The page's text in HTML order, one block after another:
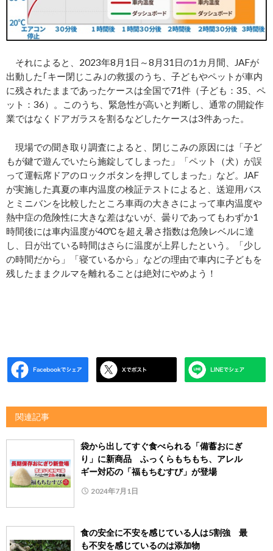
それによると、2023年8月1日～8月31日の1カ月間、JAFが
出動した｢キー閉じこみ｣の救援のうち、子どもやペットが車内
に残されたままであったケースは全国で71件（子ども：35、ペ
ット：36）。このうち、緊急性が高いと判断し、通常の開錠作
業ではなくドアガラスを割るなどしたケースは3件あった。
現場での聞き取り調査によると、閉じこみの原因には「子ど
もが鍵で遊んでいたら施錠してしまった」「ペット（犬）が誤
って運転席ドアのロックボタンを押してしまった」など。JAF
が実施した真夏の車内温度の検証テストによると、送迎用バス
とミニバンを比較したところ車両の大きさによって車内温度や
熱中症の危険性に大きな差はないが、曇りであってもわずか1
時間後には車内温度が40℃を超え暑さ指数は危険レベルに達
し、日が出ている時間はさらに温度が上昇したという。「少し
の時間だから」「寝ているから」などの理由で車内に子どもを
残したままクルマを離れることは絶対にやめよう！
関連記事
袋から出してすぐ食べられる「備蓄おにぎ
り」に新商品 ふっくらもちもち、アレル
ギー対応の「福もちむすび」が登場
2024年7月1日
食の安全に不安を感じている人は5割強 最
も不安を感じているのは添加物